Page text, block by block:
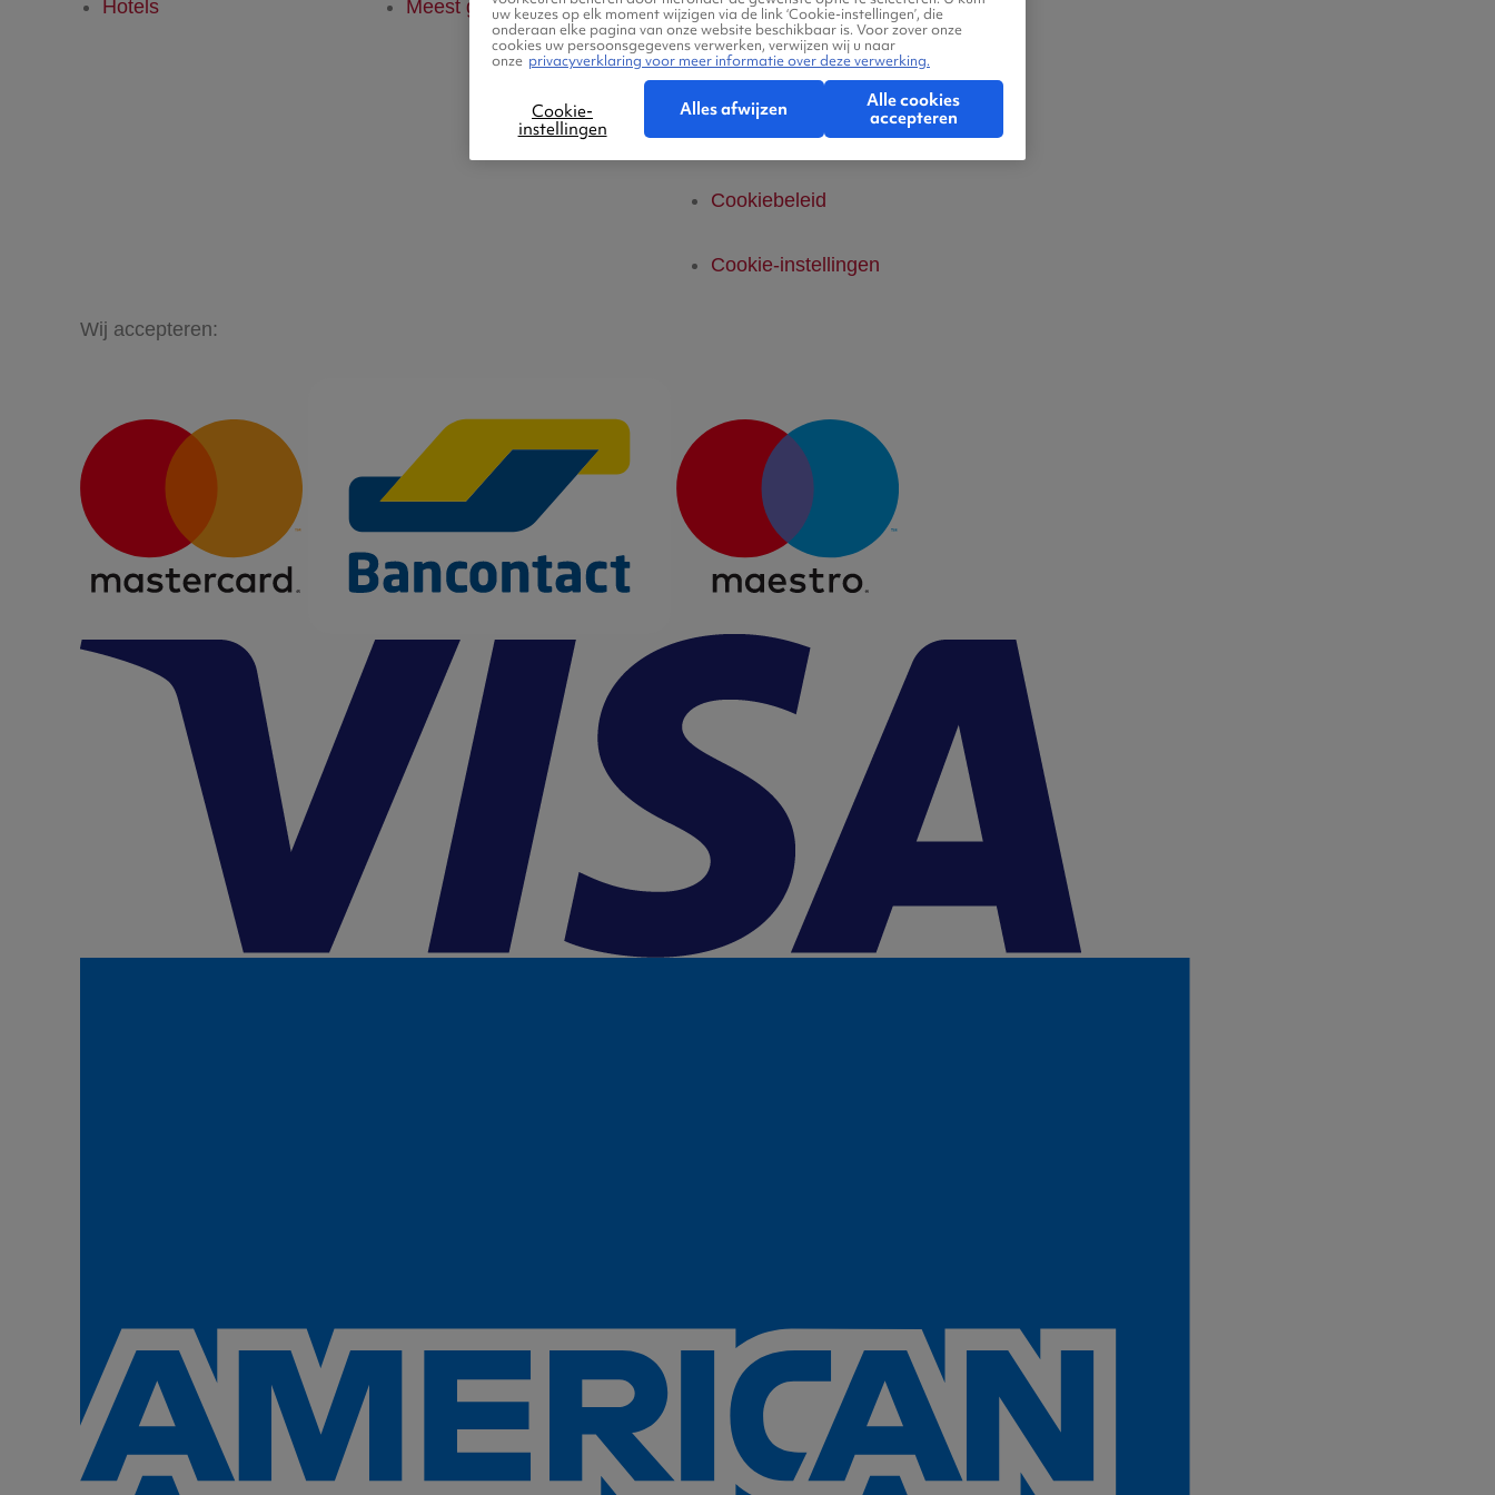
Hotels Meest gestelde vragen Privacyverklaring
Legal Notice
Platform Transparantie
Cookiebeleid
Cookie-instellingen
Wij accepteren:
uw keuzes op elk moment wijzigen via de link ‘Cookie-instellingen’, die
onderaan elke pagina van onze website beschikbaar is. Voor zover onze
cookies uw persoonsgegevens verwerken, verwijzen wij u naar
onze privacyverklaring voor meer informatie over deze verwerking.
Cookie-
instellingen
Alles afwijzen
Alle cookies
accepteren